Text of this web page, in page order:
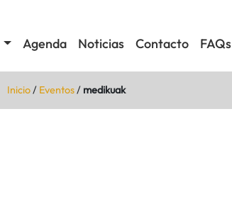
Agenda Noticias Contacto FAQs
Inicio/ Eventos/ medikuak